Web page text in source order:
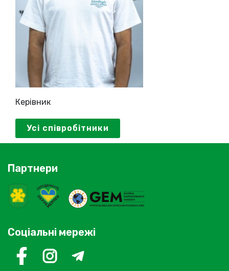
Керівник
Усі співробітники
Партнери
Соціальні мережі